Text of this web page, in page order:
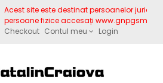
Acest site este destinat persoanelor juridice.
persoane fizice accesați www.gnpgsm.ro
Checkout Contul meu Login